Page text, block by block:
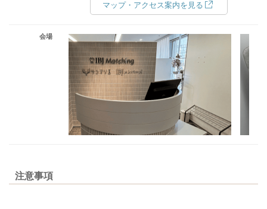
マップ・アクセス案内を見る
会場
注意事項